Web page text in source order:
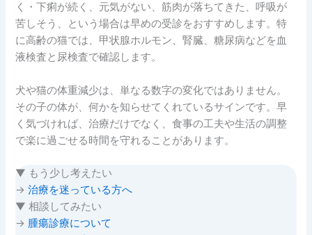
く・下痢が続く、元気がない、筋肉が落ちてきた、呼吸が
苦しそう、という場合は早めの受診をおすすめします。特
に高齢の猫では、甲状腺ホルモン、腎臓、糖尿病などを血
液検査と尿検査で確認します。
犬や猫の体重減少は、単なる数字の変化ではありません。
その子の体が、何かを知らせてくれているサインです。早
く気づければ、治療だけでなく、食事の工夫や生活の調整
で楽に過ごせる時間を守れることがあります。
▼ もう少し考えたい
→治療を迷っている方へ
▼ 相談してみたい
→ 腫瘍診療について